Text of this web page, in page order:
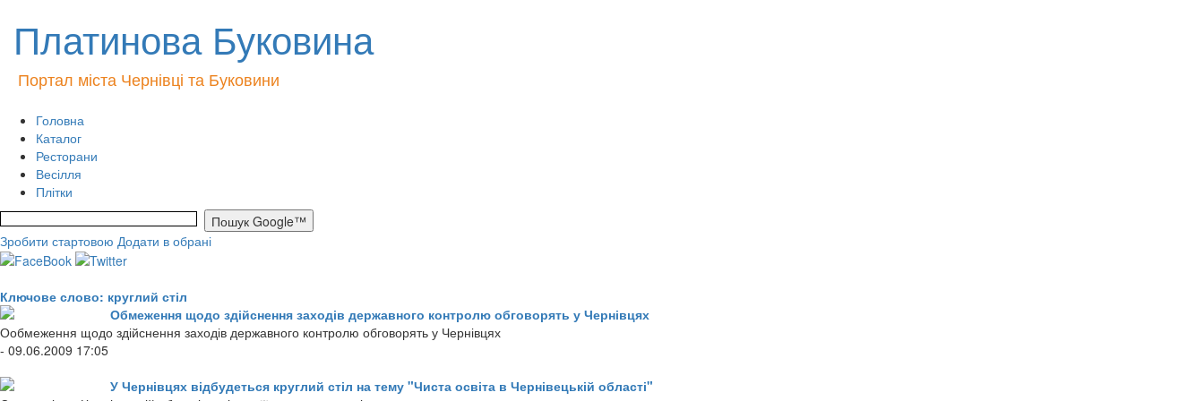
Платинова Буковина
Портал міста Чернівці та Буковини
Головна
Каталог
Ресторани
Весілля
Плітки
Зробити стартовою Додати в обрані
Ключове слово: круглий стіл
Обмеження щодо здійснення заходів державного контролю обговорять у Чернівцях
Ообмеження щодо здійснення заходів державного контролю обговорять у Чернівцях
- 09.06.2009 17:05
У Чернівцях відбудеться круглий стіл на тему "Чиста освіта в Чернівецькій області"